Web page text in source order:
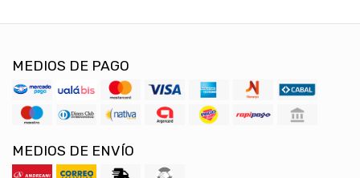
MEDIOS DE PAGO
MEDIOS DE ENVÍO